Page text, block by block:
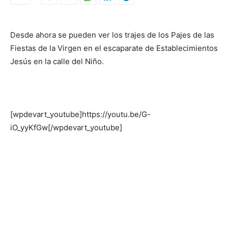
Desde ahora se pueden ver los trajes de los Pajes de las
Fiestas de la Virgen en el escaparate de Establecimientos
Jesús en la calle del Niño.
[wpdevart_youtube]https://youtu.be/G-
iO_yyKfGw[/wpdevart_youtube]